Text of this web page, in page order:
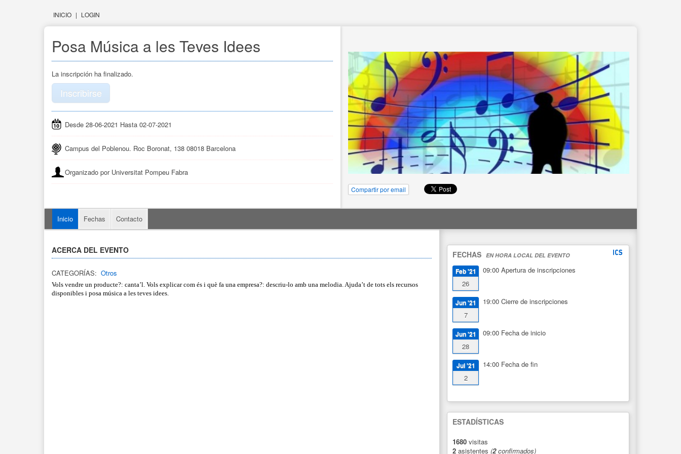
INICIO | LOGIN
Posa Música a les Teves Idees
La inscripción ha finalizado.
Inscribirse
Desde 28-06-2021 Hasta 02-07-2021
Campus del Poblenou. Roc Boronat, 138 08018 Barcelona
Organizado por Universitat Pompeu Fabra
Compartir por email
Inicio Fechas Contacto
ACERCA DEL EVENTO
CATEGORÍAS: Otros
Vols vendre un producte?: canta’l. Vols explicar com és i què fa una empresa?: descriu-lo amb una melodia. Ajuda’t de tots els recursos
disponibles i posa música a les teves idees.
FECHAS EN HORA LOCAL DEL EVENTO
Feb '21
26
09:00 Apertura de inscripciones
Jun '21
7
19:00 Cierre de inscripciones
Jun '21
28
09:00 Fecha de inicio
Jul '21
2
14:00 Fecha de fin
ESTADÍSTICAS
1680 visitas
2 asistentes (2confirmados)